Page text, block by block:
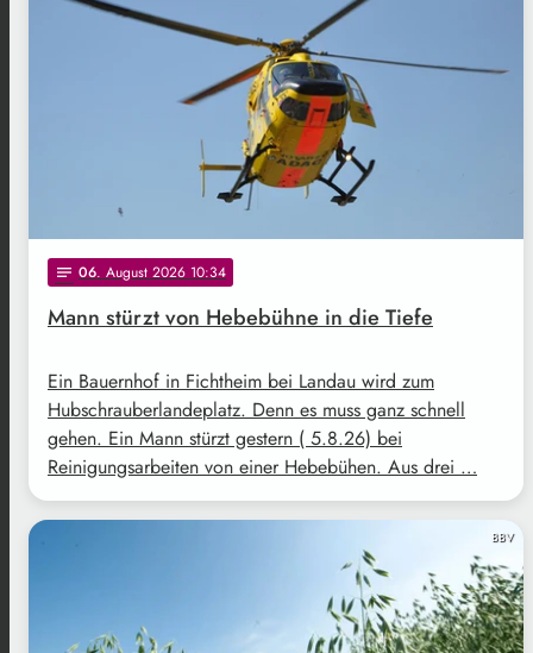
notes 06. August 2026 10:34
Mann stürzt von Hebebühne in die Tiefe
Ein Bauernhof in Fichtheim bei Landau wird zum
Hubschrauberlandeplatz. Denn es muss ganz schnell
gehen. Ein Mann stürzt gestern ( 5.8.26) bei
Reinigungsarbeiten von einer Hebebühen. Aus drei …
BBV